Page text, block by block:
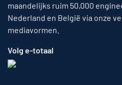
maandelijks ruim 50,000
Nederland en België via onze
mediavormen.
Volg e-totaal